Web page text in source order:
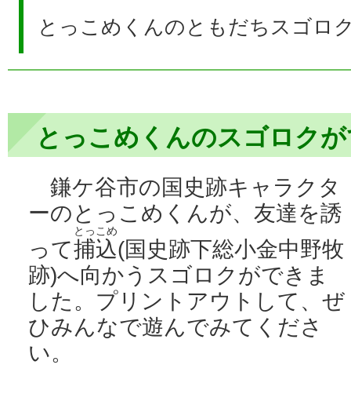
とっこめくんのともだちスゴロ
とっこめくんのスゴロク
鎌ケ谷市の国史跡キャラクタ
ーのとっこめくんが、友達を誘
って捕込
とっこめ
(国史跡下総小金中野牧
跡)へ向かうスゴロクができま
した。プリントアウトして、ぜ
ひみんなで遊んでみてくださ
い。